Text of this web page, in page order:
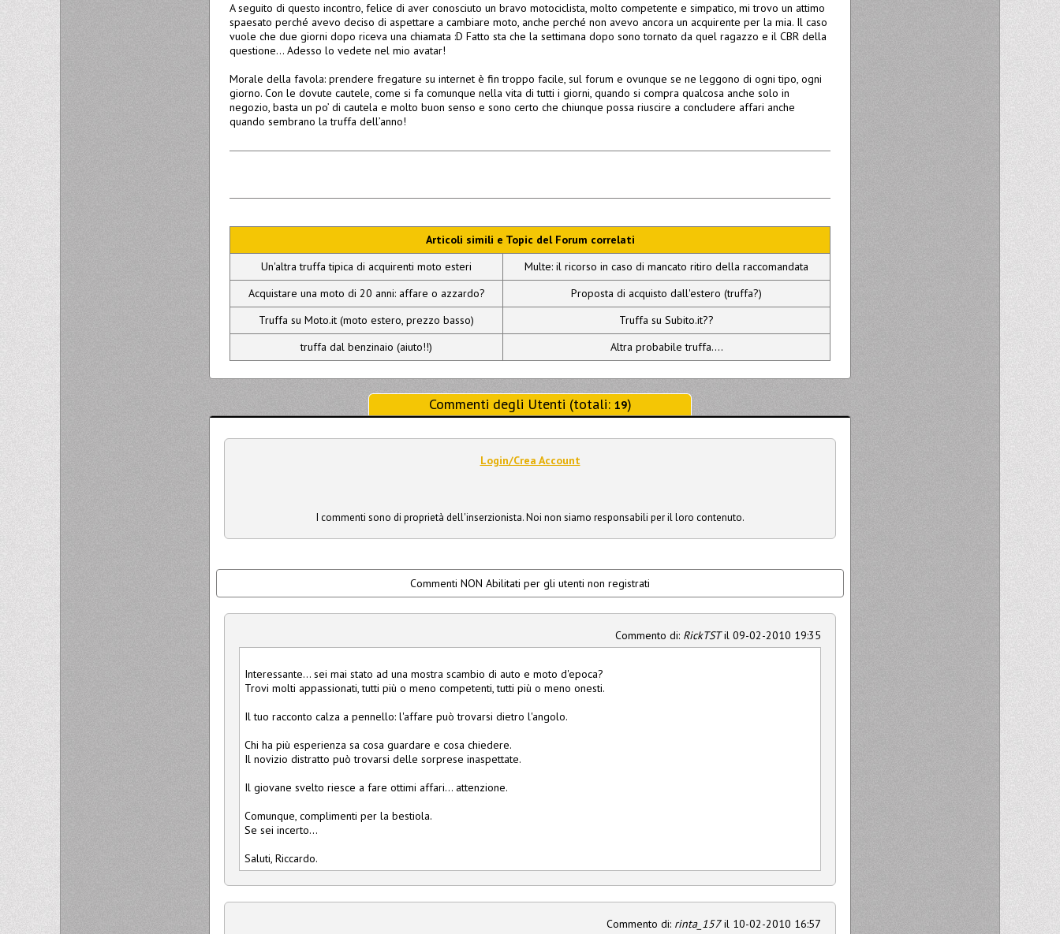
A seguito di questo incontro, felice di aver conosciuto un bravo motociclista, molto competente e simpatico, mi trovo un attimo
spaesato perché avevo deciso di aspettare a cambiare moto, anche perché non avevo ancora un acquirente per la mia. Il caso
vuole che due giorni dopo riceva una chiamata :D Fatto sta che la settimana dopo sono tornato da quel ragazzo e il CBR della
questione… Adesso lo vedete nel mio avatar!
Morale della favola: prendere fregature su internet è fin troppo facile, sul forum e ovunque se ne leggono di ogni tipo, ogni
giorno. Con le dovute cautele, come si fa comunque nella vita di tutti i giorni, quando si compra qualcosa anche solo in
negozio, basta un po’ di cautela e molto buon senso e sono certo che chiunque possa riuscire a concludere affari anche
quando sembrano la truffa dell’anno!
Articoli simili e Topic del Forum correlati
Un'altra truffa tipica di acquirenti moto esteri
Multe: il ricorso in caso di mancato ritiro della raccomandata
Acquistare una moto di 20 anni: affare o azzardo?
Proposta di acquisto dall'estero (truffa?)
Truffa su Moto.it (moto estero, prezzo basso)
Truffa su Subito.it??
truffa dal benzinaio (aiuto!!)
Altra probabile truffa....
Commenti degli Utenti (totali: 19)
Login/Crea Account
I commenti sono di proprietà dell'inserzionista. Noi non siamo responsabili per il loro contenuto.
Commenti NON Abilitati per gli utenti non registrati
Commento di: RickTSTil 09-02-2010 19:35
Interessante... sei mai stato ad una mostra scambio di auto e moto d'epoca?
Trovi molti appassionati, tutti più o meno competenti, tutti più o meno onesti.
Il tuo racconto calza a pennello: l'affare può trovarsi dietro l'angolo.
Chi ha più esperienza sa cosa guardare e cosa chiedere.
Il novizio distratto può trovarsi delle sorprese inaspettate.
Il giovane svelto riesce a fare ottimi affari... attenzione.
Comunque, complimenti per la bestiola.
Se sei incerto...
Saluti, Riccardo.
Commento di: rinta_157il 10-02-2010 16:57